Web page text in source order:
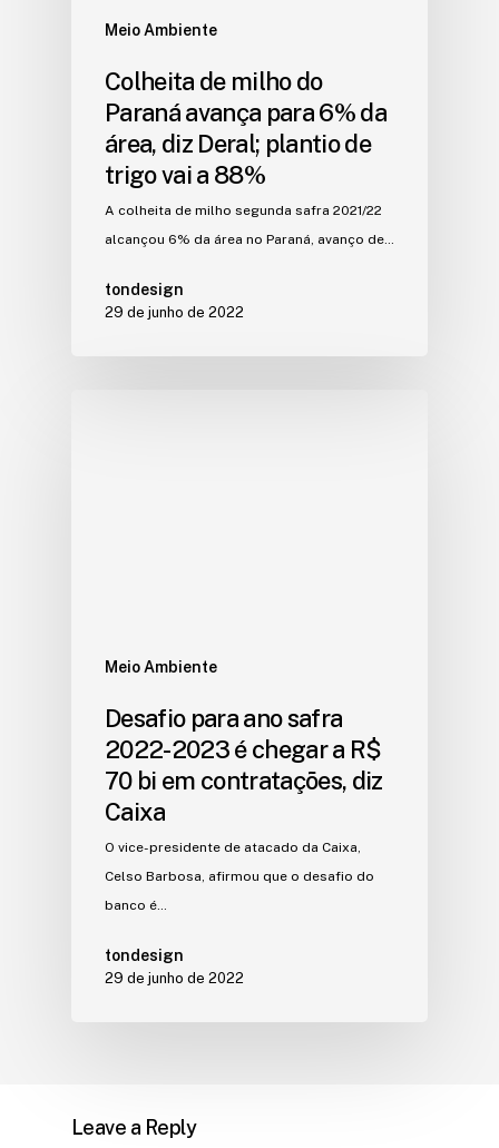
Meio Ambiente
Colheita de milho do
Paraná avança para 6% da
área, diz Deral; plantio de
trigo vai a 88%
A colheita de milho segunda safra 2021/22
alcançou 6% da área no Paraná, avanço de…
tondesign
29 de junho de 2022
Meio Ambiente
Desafio para ano safra
2022-2023 é chegar a R$
70 bi em contratações, diz
Caixa
O vice-presidente de atacado da Caixa,
Celso Barbosa, afirmou que o desafio do
banco é…
tondesign
29 de junho de 2022
Leave a Reply